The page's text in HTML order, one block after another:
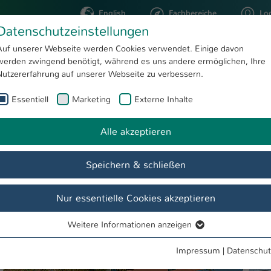
English Fachbereiche
STUDIUM FORSCHUNG
unserer Webseite werden Cookies verwendet. Einige davon
zwingend benötigt, während es uns andere ermöglichen, Ihre
auf unserer Webseite zu verbessern.
Essentiell Marketing Externe Inhalte
Alle akzeptieren
Speichern & schließen
Nur essentielle Cookies akzeptieren
Essentielle Cookies werden für grundlegende Funktionen der
Weitere Informationen anzeigen
Impressum |